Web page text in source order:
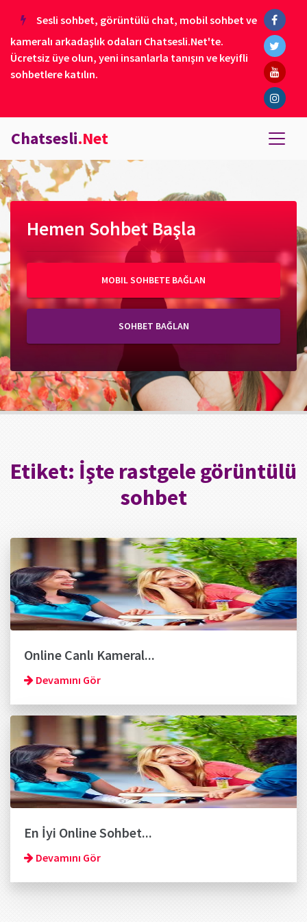
Sesli sohbet, görüntülü chat, mobil sohbet ve
kameralı arkadaşlık odaları Chatsesli.Net'te.
Ücretsiz üye olun, yeni insanlarla tanışın ve keyifli
sohbetlere katılın.
Chatsesli.Net
Hemen Sohbet Başla
MOBIL SOHBETE BAĞLAN
SOHBET BAĞLAN
Etiket: İşte rastgele görüntülü
sohbet
Online Canlı Kameral...
Devamını Gör
En İyi Online Sohbet...
Devamını Gör